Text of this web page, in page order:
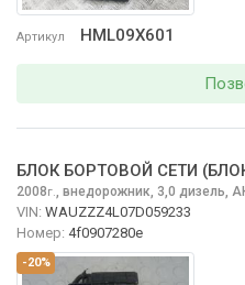
Артикул HML09X601
-20%
БЛОК БОРТОВОЙ СЕТИ
2008г., внедорожник, 3,0 дизель,
VIN: WAUZZZ4L07D059233
Номер: 4f0907280e